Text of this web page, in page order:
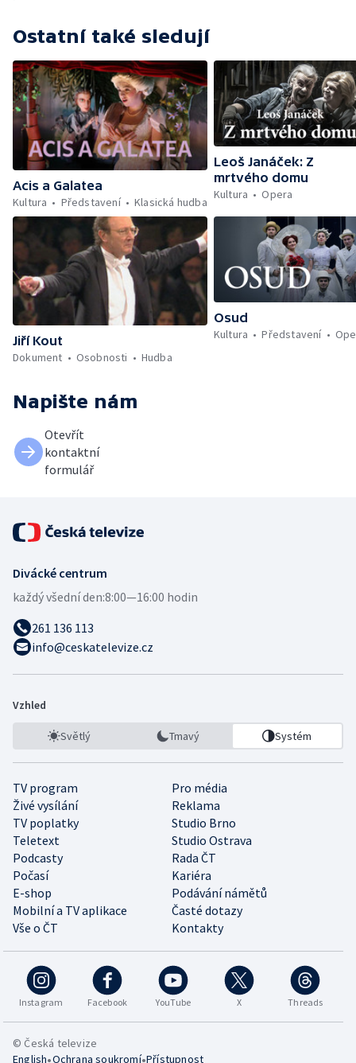
Ostatní také sledují
Acis a Galatea
Kultura
Představení Klasická hudba
Leoš Janáček: Z
mrtvého domu
Kultura
Opera
Jiří Kout
Dokument
Osobnosti Hudba
Osud
Kultura
Představení
Napište nám
Otevřít
kontaktní
formulář
Divácké centrum
každý všední den:8:00—16:00 hodin
261 136 113
info@ceskatelevize.cz
Vzhled
Světlý Tmavý Systém
TV program
Pro média
Živé vysílání
Reklama
TV poplatky
Studio Brno
Teletext
Studio Ostrava
Podcasty
Rada ČT
Počasí
Kariéra
E-shop
Podávání námětů
Mobilní a TV aplikace
Časté dotazy
Vše o ČT
Kontakty
Instagram Facebook YouTube X Threads
© Česká televize
English•Ochrana soukromí•Přístupnost